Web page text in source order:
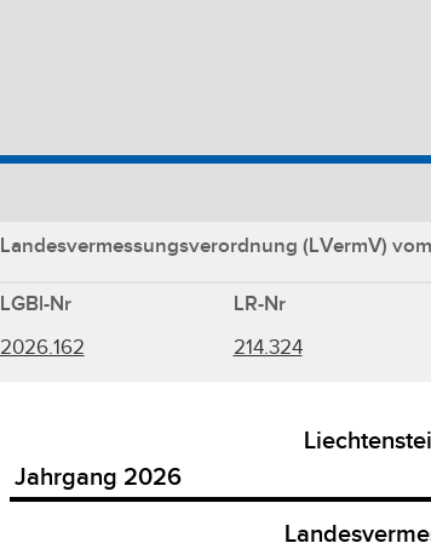
Landesvermessungsverordnung (LVermV)
LGBl-Nr LR-Nr
2026.162
214.324